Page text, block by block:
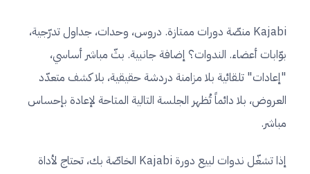
Kajabi منصّة دورات ممتازة. دروس، وحدات، جداول تدرّجية،
بوّابات أعضاء. الندوات؟ إضافة جانبية. بثّ مباشر أساسي،
"إعادات" تلقائية بلا مزامنة دردشة حقيقية، بلا كشف متعدّد
العروض، بلا دائماً تُظهر الجلسة التالية المتاحة لإعادة بإحساس
مباشر.
إذا تشغّل ندوات لبيع دورة Kajabi الخاصّة بك، تحتاج لأداة